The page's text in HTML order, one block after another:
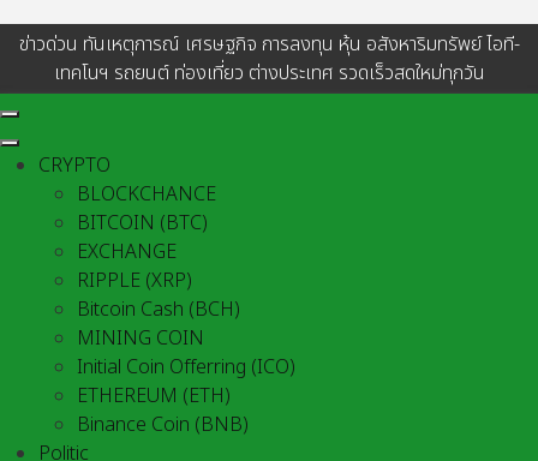
ข่าวด่วน ทันเหตุการณ์ เศรษฐกิจ การลงทุน หุ้น อสังหาริมทรัพย์ ไอที-
เทคโนฯ รถยนต์ ท่องเที่ยว ต่างประเทศ รวดเร็วสดใหม่ทุกวัน
CRYPTO
BLOCKCHANCE
BITCOIN (BTC)
EXCHANGE
RIPPLE (XRP)
Bitcoin Cash (BCH)
MINING COIN
Initial Coin Offerring (ICO)
ETHEREUM (ETH)
Binance Coin (BNB)
Politic